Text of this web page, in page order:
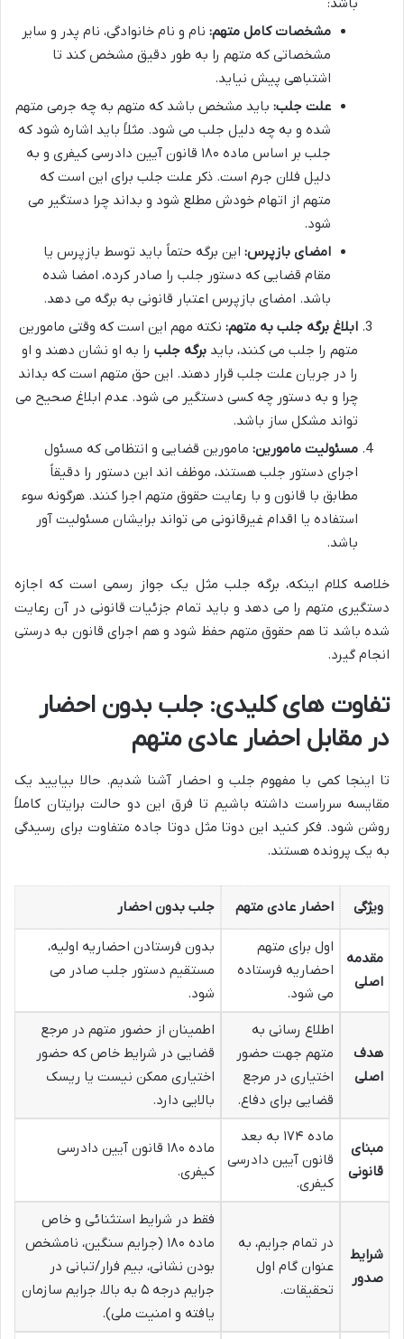
باشد:
مشخصات کامل متهم: نام و نام خانوادگی، نام پدر و سایر
مشخصاتی که متهم را به طور دقیق مشخص کند تا
اشتباهی پیش نیاید.
علت جلب: باید مشخص باشد که متهم به چه جرمی متهم
شده و به چه دلیل جلب می شود. مثلاً باید اشاره شود که
جلب بر اساس ماده ۱۸۰ قانون آیین دادرسی کیفری و به
دلیل فلان جرم است. ذکر علت جلب برای این است که
متهم از اتهام خودش مطلع شود و بداند چرا دستگیر می
شود.
امضای بازپرس: این برگه حتماً باید توسط بازپرس یا
مقام قضایی که دستور جلب را صادر کرده، امضا شده
باشد. امضای بازپرس اعتبار قانونی به برگه می دهد.
ابلاغ برگه جلب به متهم: نکته مهم این است که وقتی مامورین
متهم را جلب می کنند، باید برگه جلب را به او نشان دهند و او
را در جریان علت جلب قرار دهند. این حق متهم است که بداند
چرا و به دستور چه کسی دستگیر می شود. عدم ابلاغ صحیح می
تواند مشکل ساز باشد.
مسئولیت مامورین: مامورین قضایی و انتظامی که مسئول
اجرای دستور جلب هستند، موظف اند این دستور را دقیقاً
مطابق با قانون و با رعایت حقوق متهم اجرا کنند. هرگونه سوء
استفاده یا اقدام غیرقانونی می تواند برایشان مسئولیت آور
باشد.
خلاصه کلام اینکه، برگه جلب مثل یک جواز رسمی است که اجازه
دستگیری متهم را می دهد و باید تمام جزئیات قانونی در آن رعایت
شده باشد تا هم حقوق متهم حفظ شود و هم اجرای قانون به درستی
انجام گیرد.
تفاوت های کلیدی: جلب بدون احضار
در مقابل احضار عادی متهم
تا اینجا کمی با مفهوم جلب و احضار آشنا شدیم. حالا بیایید یک
مقایسه سرراست داشته باشیم تا فرق این دو حالت برایتان کاملاً
روشن شود. فکر کنید این دوتا مثل دوتا جاده متفاوت برای رسیدگی
به یک پرونده هستند.
ویژگی احضار عادی متهم جلب بدون احضار
مقدمه
اصلی
اول برای متهم
احضاریه فرستاده
می شود.
بدون فرستادن احضاریه اولیه،
مستقیم دستور جلب صادر می
شود.
هدف
اصلی
اطلاع رسانی به
متهم جهت حضور
اختیاری در مرجع
قضایی برای دفاع.
اطمینان از حضور متهم در مرجع
قضایی در شرایط خاص که حضور
اختیاری ممکن نیست یا ریسک
بالایی دارد.
مبنای
قانونی
ماده ۱۷۴ به بعد
قانون آیین دادرسی
کیفری.
ماده ۱۸۰ قانون آیین دادرسی
کیفری.
شرایط
صدور
در تمام جرایم، به
عنوان گام اول
تحقیقات.
فقط در شرایط استثنائی و خاص
ماده ۱۸۰ (جرایم سنگین، نامشخص
بودن نشانی، بیم فرار/تبانی در
جرایم درجه ۵ به بالا، جرایم سازمان
یافته و امنیت ملی).